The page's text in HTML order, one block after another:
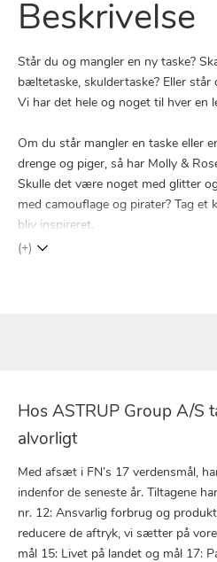
Beskrivelse
Står du og mangler en ny taske?
bæltetaske, skuldertaske? Eller står
Vi har det hele og noget til hver en
Om du står mangler en taske eller
drenge og piger, så har Molly &
Skulle det være noget med glitter
med camouflage og pirater? Tag et
bliv inspireret.
(+)
Hos ASTRUP Group A/S
alvorligt
Med afsæt i FN’s 17 verdensmål,
indenfor de seneste år. Tiltagene
nr. 12: Ansvarlig forbrug og
reducere de aftryk, vi sætter på
mål 15: Livet på landet og mål 17: